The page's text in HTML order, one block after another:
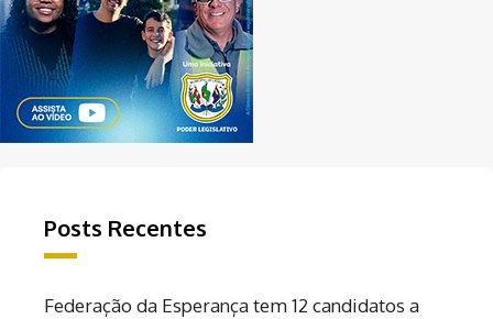
Posts Recentes
Federação da Esperança tem 12 candidatos a